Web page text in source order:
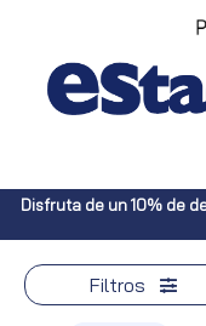
Disfruta de un 10% de
Filtros